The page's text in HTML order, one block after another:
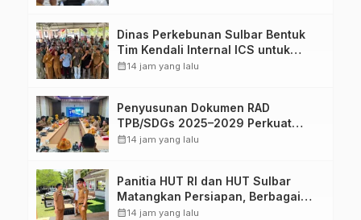
Dinas Perkebunan Sulbar Bentuk
Tim Kendali Internal ICS untuk
Dukung Sertifikasi ISPO Pekebun di
calendar_month14 jam yang lalu
Penyusunan Dokumen RAD
TPB/SDGs 2025–2029 Perkuat
Arah Pembangunan Berkelanjutan
calendar_month14 jam yang lalu
Panitia HUT RI dan HUT Sulbar
Matangkan Persiapan, Berbagai
Lomba Akan Dilaksanakan Pemprov
calendar_month14 jam yang lalu